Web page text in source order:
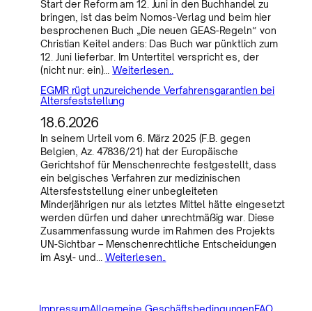
Start der Reform am 12. Juni in den Buchhandel zu
bringen, ist das beim Nomos-Verlag und beim hier
besprochenen Buch „Die neuen GEAS-Regeln“ von
Christian Keitel anders: Das Buch war pünktlich zum
12. Juni lieferbar. Im Untertitel verspricht es, der
(nicht nur: ein)…Weiterlesen..
EGMR rügt unzureichende Verfahrensgarantien bei
Altersfeststellung
18.6.2026
In seinem Urteil vom 6. März 2025 (F.B. gegen
Belgien, Az. 47836/21) hat der Europäische
Gerichtshof für Menschenrechte festgestellt, dass
ein belgisches Verfahren zur medizinischen
Altersfeststellung einer unbegleiteten
Minderjährigen nur als letztes Mittel hätte eingesetzt
werden dürfen und daher unrechtmäßig war. Diese
Zusammenfassung wurde im Rahmen des Projekts
UN-Sichtbar – Menschenrechtliche Entscheidungen
im Asyl- und… Weiterlesen..